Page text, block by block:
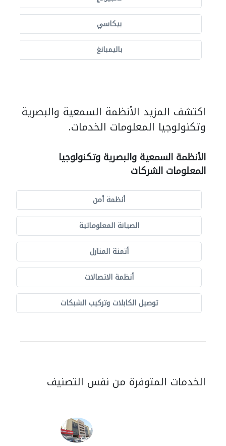
بيكاسي
باليمبانغ
اكتشف المزيد الأنظمة السمعية والبصرية
وتكنولوجيا المعلومات الخدمات.
الأنظمة السمعية والبصرية وتكنولوجيا
المعلومات الشركات
أنظمة أمن
الصيانة المعلوماتية
أتمتة المنازل
أنظمة الاتصالات
توصيل الكابلات وتركيب الشبكات
الخدمات المتوفرة من نفس التصنيف